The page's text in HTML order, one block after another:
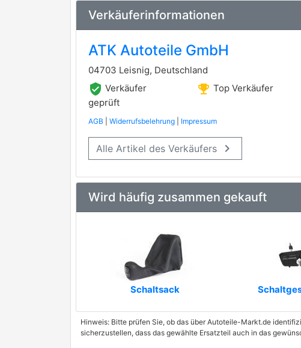
Verkäuferinformationen
ATK Autoteile GmbH
04703 Leisnig, Deutschland
verified_user Verkäufer
geprüft
emoji_events Top Verkäufer
AGB Widerrufsbelehrung Impressum
Alle Artikel des Verkäufers keyboard_arrow_right
Wird häufig zusammen gekauft
Schaltsack
Hinweis: Bitte prüfen Sie, ob das über Autoteile-Markt.de
sicherzustellen, dass das gewählte Ersatzteil auch in das